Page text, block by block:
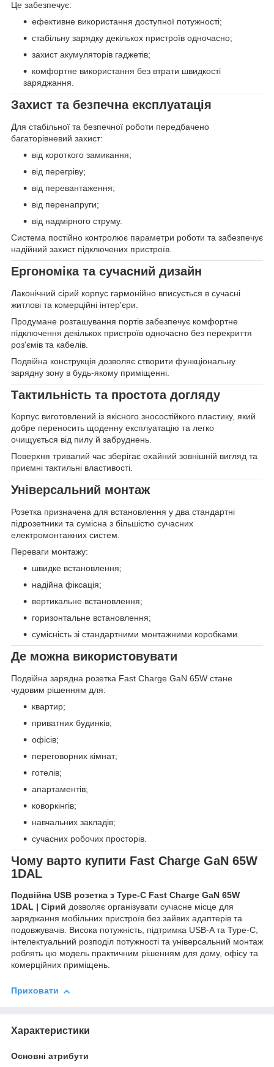
Це забезпечує:
ефективне використання доступної потужності;
стабільну зарядку декількох пристроїв одночасно;
захист акумуляторів гаджетів;
комфортне використання без втрати швидкості
заряджання.
Захист та безпечна експлуатація
Для стабільної та безпечної роботи передбачено
багаторівневий захист:
від короткого замикання;
від перегріву;
від перевантаження;
від перенапруги;
від надмірного струму.
Система постійно контролює параметри роботи та забезпечує
надійний захист підключених пристроїв.
Ергономіка та сучасний дизайн
Лаконічний сірий корпус гармонійно вписується в сучасні
житлові та комерційні інтер'єри.
Продумане розташування портів забезпечує комфортне
підключення декількох пристроїв одночасно без перекриття
роз'ємів та кабелів.
Подвійна конструкція дозволяє створити функціональну
зарядну зону в будь-якому приміщенні.
Тактильність та простота догляду
Корпус виготовлений із якісного зносостійкого пластику, який
добре переносить щоденну експлуатацію та легко
очищується від пилу й забруднень.
Поверхня тривалий час зберігає охайний зовнішній вигляд та
приємні тактильні властивості.
Універсальний монтаж
Розетка призначена для встановлення у два стандартні
підрозетники та сумісна з більшістю сучасних
електромонтажних систем.
Переваги монтажу:
швидке встановлення;
надійна фіксація;
вертикальне встановлення;
горизонтальне встановлення;
сумісність зі стандартними монтажними коробками.
Де можна використовувати
Подвійна зарядна розетка Fast Charge GaN 65W стане
чудовим рішенням для:
квартир;
приватних будинків;
офісів;
переговорних кімнат;
готелів;
апартаментів;
коворкінгів;
навчальних закладів;
сучасних робочих просторів.
Чому варто купити Fast Charge GaN 65W
1DAL
Подвійна USB розетка з Type-C Fast Charge GaN 65W
1DAL | Сірий дозволяє організувати сучасне місце для
заряджання мобільних пристроїв без зайвих адаптерів та
подовжувачів. Висока потужність, підтримка USB-A та Type-C,
інтелектуальний розподіл потужності та універсальний монтаж
роблять цю модель практичним рішенням для дому, офісу та
комерційних приміщень.
Приховати
Характеристики
Основні атрибути